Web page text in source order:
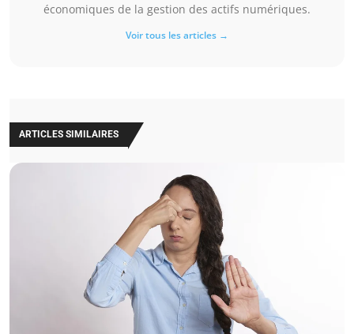
économiques de la gestion des actifs numériques.
Voir tous les articles →
ARTICLES SIMILAIRES